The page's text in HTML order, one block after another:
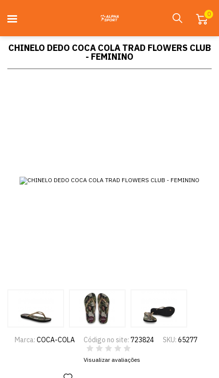
0
CHINELO DEDO COCA COLA TRAD FLOWERS CLUB
- FEMININO
Marca: COCA-COLA Código no site: 723824 SKU: 65277
Visualizar avaliações